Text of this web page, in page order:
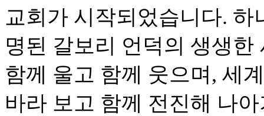
교회가 시작되었습니다.
명된 갈보리 언덕의 생생
함께 울고 함께 웃으며, 세
바라 보고 함께 전진해 나